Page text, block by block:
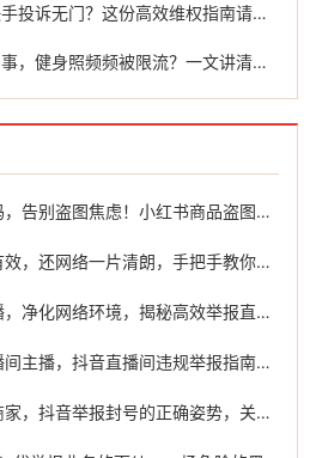
怎么去投诉快手商家，快手投诉无门？这份高效维权指南请收好
小红书上的健身女怎么回事，健身照频频被限流？一文讲清违规红线与举报操作指南
虑！小红书商品盗图最全投诉指南，原创商家必看
朗，手把手教你举报抖音低俗内容，必要时可借力专业团队
网络环境，揭秘高效举报直播间的不二法门
抖音直播间违规举报指南，最快维权路径解析
举报封号的正确姿势，关键时刻能派上用场